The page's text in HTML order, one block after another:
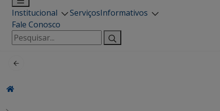
Institucional ServiçosInformativos
Fale Conosco
Pesquisar
por: